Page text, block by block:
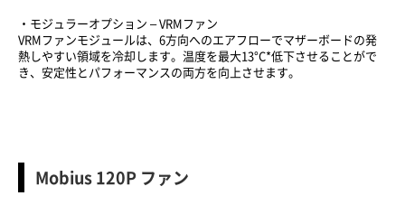
・モジュラーオプション – VRMファン
VRMファンモジュールは、6方向へのエアフローでマザーボードの発
熱しやすい領域を冷却します。温度を最大13°C*低下させることがで
き、安定性とパフォーマンスの両方を向上させます。
Mobius 120P ファン